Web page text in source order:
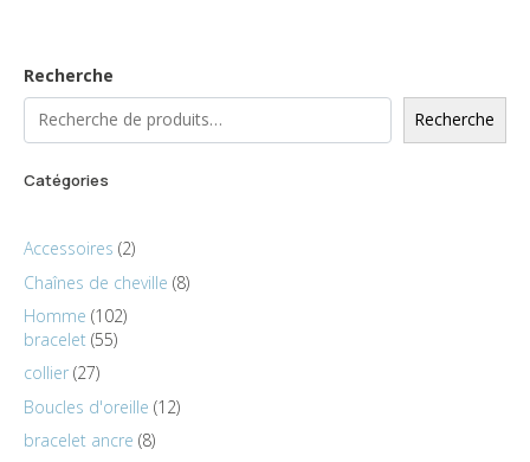
Recherche
Recherche
Catégories
Accessoires 2
Chaînes de cheville 8
Homme 102
bracelet 55
collier 27
Boucles d'oreille 12
bracelet ancre 8